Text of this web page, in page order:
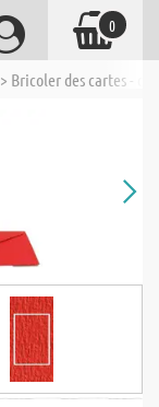
> Bricoler des cartes -
0